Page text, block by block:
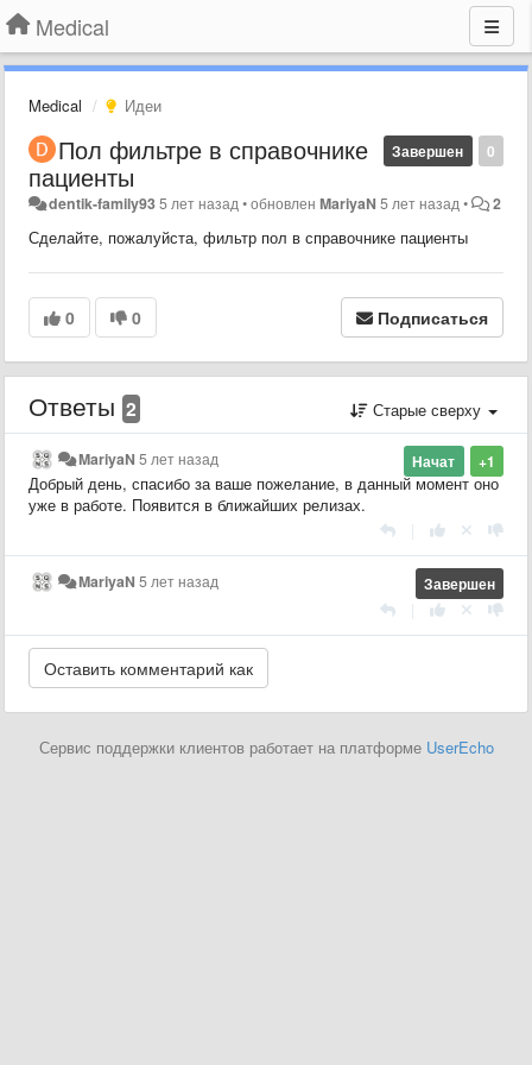
Medical
Medical Идеи
0
Завершен
Пол фильтре в справочнике
пациенты
dentik-family935 лет назад•обновленMariyaN 5 лет назад• 2
Сделайте, пожалуйста, фильтр пол в справочнике пациенты
0 0 Подписаться
Ответы 2 Старые сверху
+1
Начат
MariyaN 5 лет назад
Добрый день, спасибо за ваше пожелание, в данный момент оно
уже в работе. Появится в ближайших релизах.
Завершен
MariyaN 5 лет назад
Сервис поддержки клиентов работает на платформе UserEcho